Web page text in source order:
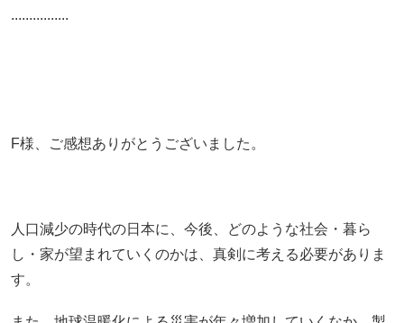
................
F様、ご感想ありがとうございました。
人口減少の時代の日本に、今後、どのような社会・暮ら
し・家が望まれていくのかは、真剣に考える必要がありま
す。